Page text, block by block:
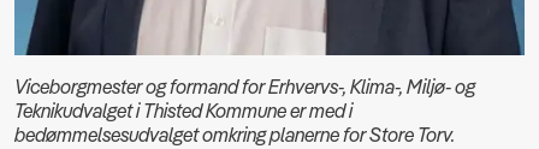
Viceborgmester og formand for Erhvervs-, Klima-, Miljø- og
Teknikudvalget i Thisted Kommune er med i
bedømmelsesudvalget omkring planerne for Store Torv.